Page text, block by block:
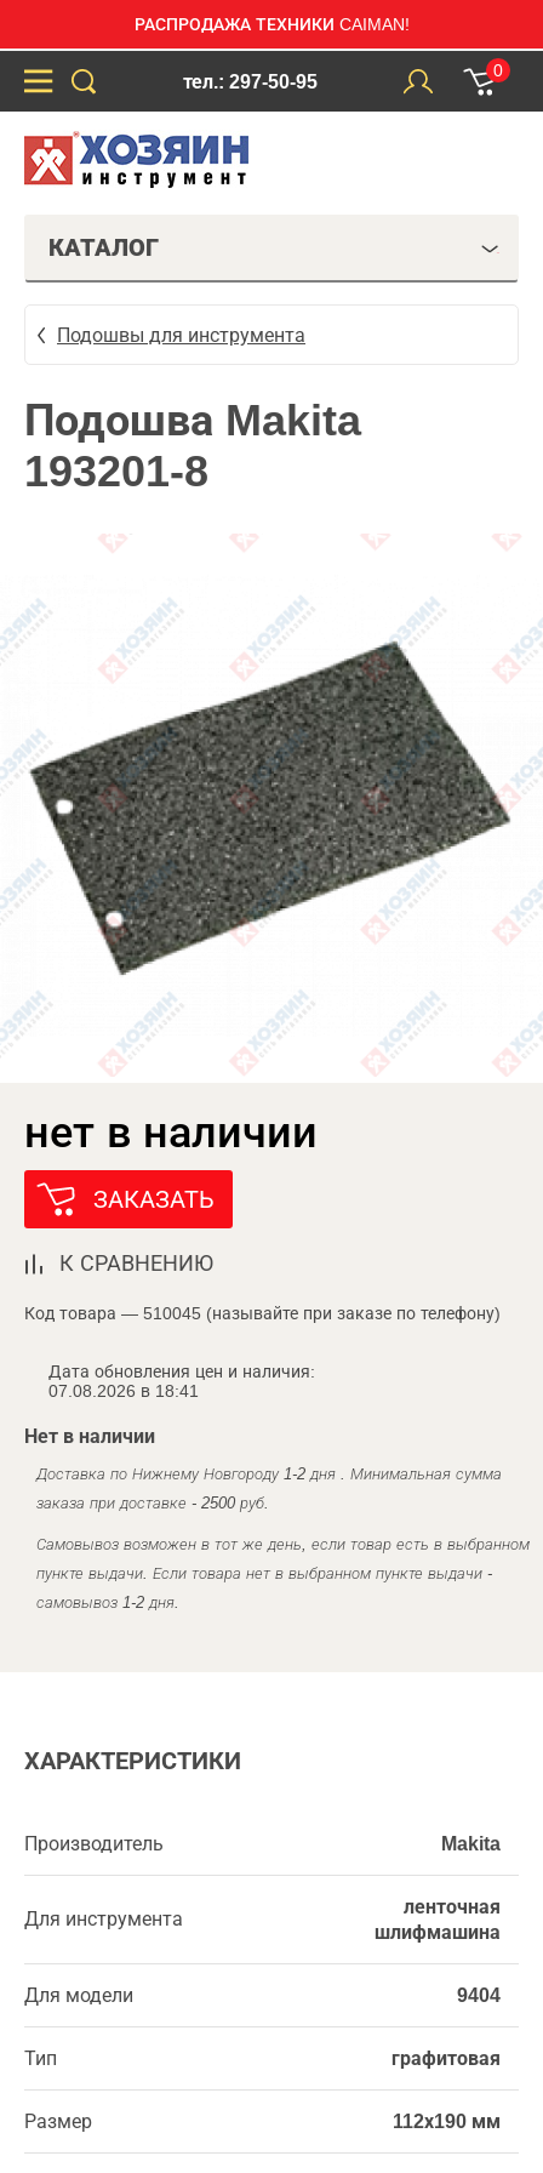
РАСПРОДАЖА ТЕХНИКИ CAIMAN!
тел.: 297-50-95
0
КАТАЛОГ
Подошвы для инструмента
Подошва Makita
193201-8
нет в наличии
ЗАКАЗАТЬ
К СРАВНЕНИЮ
Код товара — 510045 (называйте при заказе по телефону)
Дата обновления цен и наличия:
07.08.2026 в 18:41
Нет в наличии
Доставка по Нижнему Новгороду 1-2 дня . Минимальная сумма
заказа при доставке - 2500 руб.
Самовывоз возможен в тот же день, если товар есть в выбранном
пункте выдачи. Если товара нет в выбранном пункте выдачи -
самовывоз 1-2 дня.
ХАРАКТЕРИСТИКИ
Производитель Makita
Для инструмента
ленточная
шлифмашина
Для модели 9404
Тип графитовая
Размер 112х190 мм